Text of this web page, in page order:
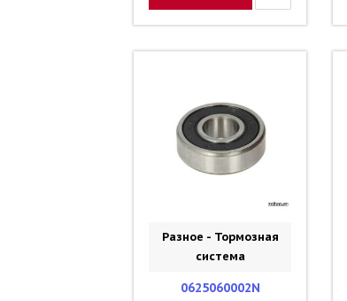
Разное - Тормозная
система
0625060002N